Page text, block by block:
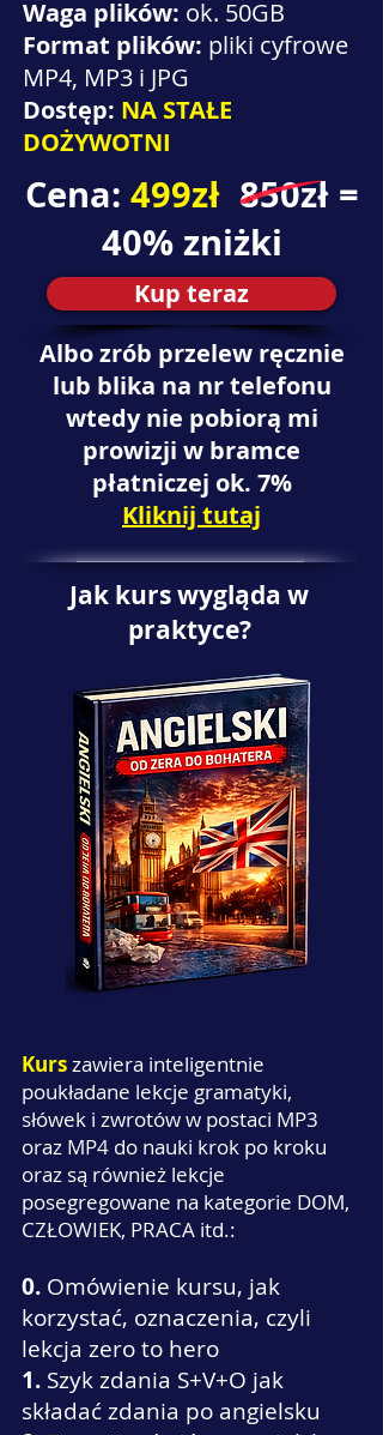
Waga plików: ok. 50GB
Format plików: pliki cyfrowe
MP4, MP3 i JPG
Dostęp: NA STAŁE
DOŻYWOTNI
Cena: 499zł850zł =
40% zniżki
Kup teraz
Albo zrób przelew ręcznie
lub blika na nr telefonu
wtedy nie pobiorą mi
prowizji w bramce
płatniczej ok. 7%
Kliknij tutaj
Jak kurs wygląda w
praktyce?
Kurszawiera inteligentnie
poukładane lekcje gramatyki,
słówek i zwrotów w postaci MP3
oraz MP4 do nauki krok po kroku
oraz są również lekcje
posegregowane na kategorie DOM,
CZŁOWIEK, PRACA itd.:
0. Omówienie kursu, jak
korzystać, oznaczenia, czyli
lekcja zero to hero
1. Szyk zdania S+V+O jak
składać zdania po angielsku